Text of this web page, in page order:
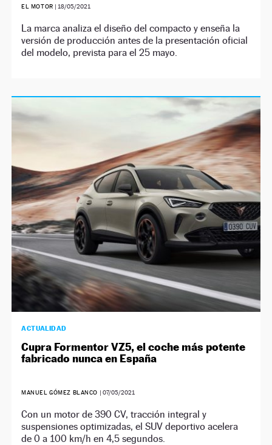
EL MOTOR | 18/05/2021
La marca analiza el diseño del compacto y enseña la
versión de producción antes de la presentación oficial
del modelo, prevista para el 25 mayo.
ACTUALIDAD
Cupra Formentor VZ5, el coche más potente
fabricado nunca en España
MANUEL GÓMEZ BLANCO | 07/05/2021
Con un motor de 390 CV, tracción integral y
suspensiones optimizadas, el SUV deportivo acelera
de 0 a 100 km/h en 4,5 segundos.